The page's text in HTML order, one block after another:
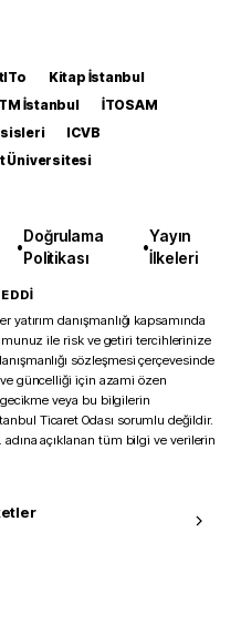
Kitap İstanbul
İstanbul
İTOSAM
ICVB
Üniversitesi
•
Doğrulama
Politikası
•
Yayın
İlkeleri
danışmanlığı kapsamında
ile risk ve getiri tercihlerinize
sözleşmesi çerçevesinde
güncelliği için azami özen
veya bu bilgilerin
Ticaret Odası sorumlu değildir.
açıklanan tüm bilgi ve verilerin